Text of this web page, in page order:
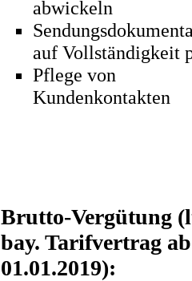
abwickeln
auf Vollständigkeit
Pflege von
Kundenkontakten
Brutto-Vergütung
bay. Tarifvertrag ab
01.01.2019):